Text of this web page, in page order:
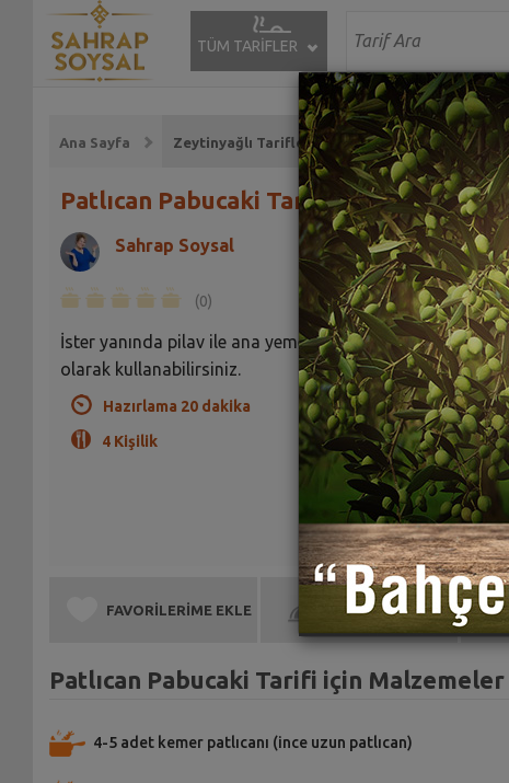
TÜM TARİFLER
Ana Sayfa Zeytinyağlı Tarifleri
Patlıcan Pabucaki Tarifi
Sahrap Soysal
(0)
İster yanında pilav ile ana yemek, isterseniz meze
olarak kullanabilirsiniz.
Hazırlama 20 dakika
4 Kişilik
FAVORİLERİME EKLE BEN DE YAPTIM
Patlıcan Pabucaki Tarifi için Malzemeler
4-5 adet kemer patlıcanı (ince uzun patlıcan)